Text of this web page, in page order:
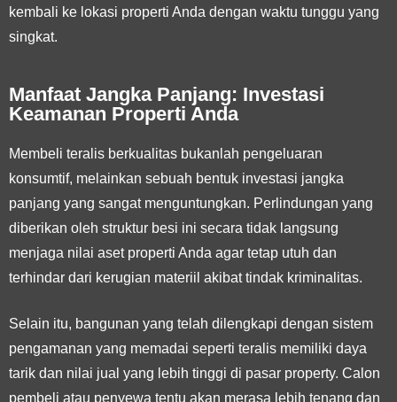
kembali ke lokasi properti Anda dengan waktu tunggu yang
singkat.
Manfaat Jangka Panjang: Investasi
Keamanan Properti Anda
Membeli teralis berkualitas bukanlah pengeluaran
konsumtif, melainkan sebuah bentuk investasi jangka
panjang yang sangat menguntungkan. Perlindungan yang
diberikan oleh struktur besi ini secara tidak langsung
menjaga nilai aset properti Anda agar tetap utuh dan
terhindar dari kerugian materiil akibat tindak kriminalitas.
Selain itu, bangunan yang telah dilengkapi dengan sistem
pengamanan yang memadai seperti teralis memiliki daya
tarik dan nilai jual yang lebih tinggi di pasar property. Calon
pembeli atau penyewa tentu akan merasa lebih tenang dan